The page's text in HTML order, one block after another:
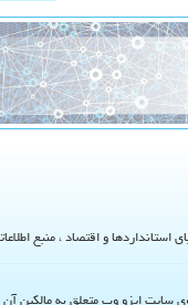
استانداردها و اقتصاد ، منبع